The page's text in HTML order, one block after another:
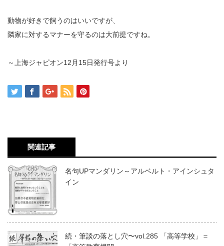
動物が好きで飼うのはいいですが、
隣家に対するマナーを守るのは大前提ですね。
～上海ジャピオン12月15日発行号より
関連記事
名句UPマンダリン～アルベルト・アインシュタ
イン
続・筆談の落とし穴〜vol.285 「高等学校」＝